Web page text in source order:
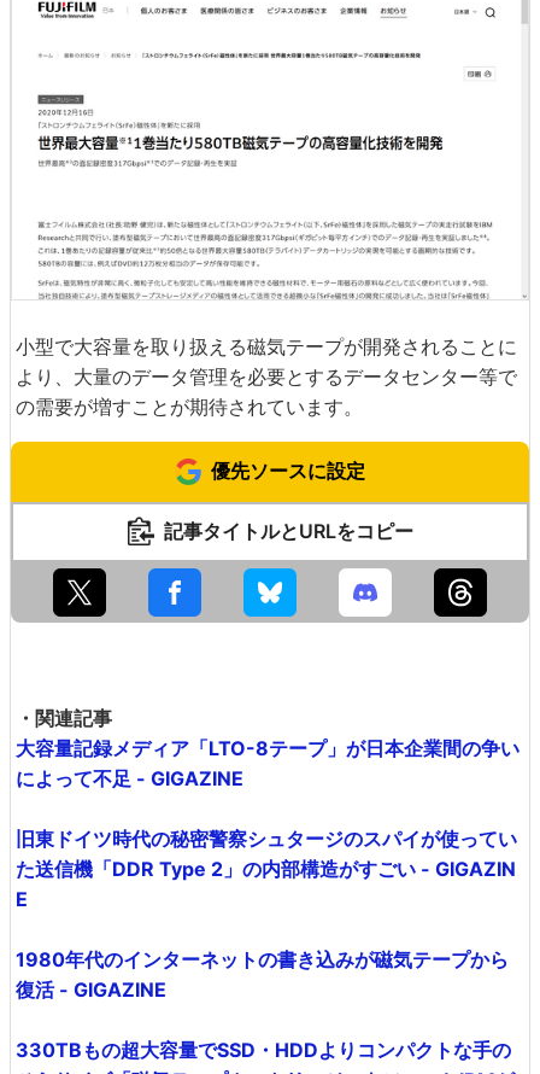
小型で大容量を取り扱える磁気テープが開発されることに
より、大量のデータ管理を必要とするデータセンター等で
の需要が増すことが期待されています。
優先ソースに設定
記事タイトルとURLをコピー
・関連記事
大容量記録メディア「LTO-8テープ」が日本企業間の争い
によって不足 - GIGAZINE
旧東ドイツ時代の秘密警察シュタージのスパイが使ってい
た送信機「DDR Type 2」の内部構造がすごい - GIGAZIN
E
1980年代のインターネットの書き込みが磁気テープから
復活 - GIGAZINE
330TBもの超大容量でSSD・HDDよりコンパクトな手の